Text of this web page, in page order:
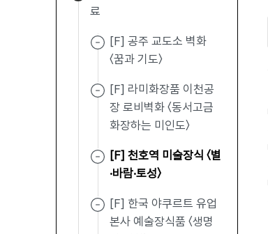
료
[F] 공주 교도소 벽화
〈꿈과 기도〉
[F] 라미화장품 이천공
장 로비벽화 〈동서고금
화장하는 미인도〉
[F] 천호역 미술장식 〈별
·바람·토성〉
[F] 한국 야쿠르트 유업
본사 예술장식품 〈생명